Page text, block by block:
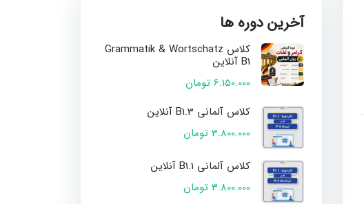
آخرین دوره ها
کلاس Grammatik & Wortschatz
B1 آنلاین
6.150.000 تومان
کلاس آلمانی B1.3 آنلاین
3.800.000 تومان
کلاس آلمانی B1.1 آنلاین
3.800.000 تومان